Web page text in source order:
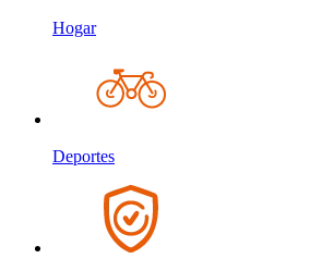
Hogar
Deportes